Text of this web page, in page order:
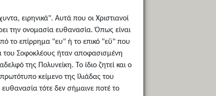
ειρηνικά". Αυτά που οι Χριστιανοί
την ονομασία ευθανασία. Όπως είναι
το επίρρημα "ευ" ή το επικό "εϋ" που
του Σοφοκλέους ήταν αποφασισμένη
της Πολυνείκη. Το ίδιο ζητεί και ο
κείμενο της Ιλιάδας του
τότε δεν σήμαινε ποτέ το